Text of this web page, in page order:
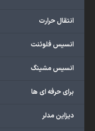
انتقال حرارت
انسیس فلوئنت
انسیس مشینگ
برای حرفه ای ها
دیزاین مدلر
فروش:
ایمیل:
Twitter
(deprecated)